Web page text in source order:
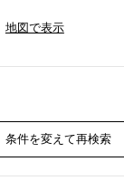
地図で表示
条件を変えて再検索